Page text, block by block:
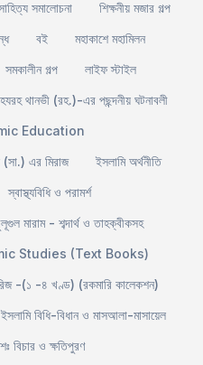
সমালোচনা
শিক্ষনীয় মজার গল্প
বই
মহাকাশে মহামিলন
সমকালীন গল্প
লাইফ স্টাইল
হযরহ থানভী (রহ.)-এর পছন্দনীয় ঘটনাবলী
Education
(সা.) এর মিরাজ
ইসলামি অর্থনীতি
স্বাস্থ্যবিধি ও পরামর্শ
মারাম - শব্দার্থ ও তাহক্বীকসহ
Studies (Text Books)
-(১ -৪ খণ্ড) (রকমারি কালেকশন)
ইসলামি বিধি-বিধান ও মাসআলা-মাসায়েল
বিচার ও ক্ষতিপুরণ